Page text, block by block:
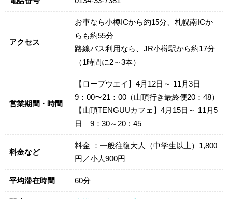
アクセス
お車なら小樽ICから約15分、札幌南ICか
らも約55分
路線バス利用なら、JR小樽駅から約17分
（1時間に2～3本）
営業期間・時間
【ロープウエイ】4月12日～ 11月3日
9：00〜21：00（山頂行き最終便20：48）
【山頂TENGUUカフェ】4月15日～ 11月5
日 9：30～20：45
料金など
料金 ：一般往復大人（中学生以上）1,800
円／小人900円
平均滞在時間 60分